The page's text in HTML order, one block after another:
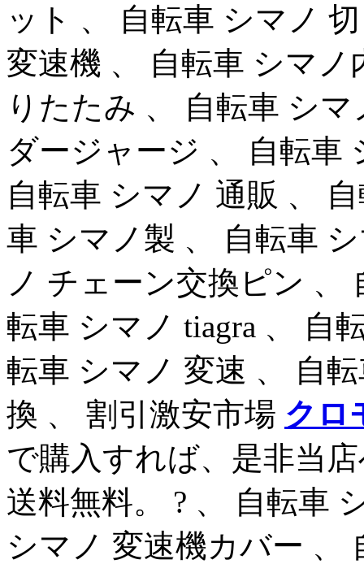
ット 、 自転車 シマノ
変速機 、 自転車 シマ
りたたみ 、 自転車 シ
ダージャージ 、 自転車
自転車 シマノ 通販 、
車 シマノ製 、 自転車
ノ チェーン交換ピン 、
転車 シマノ tiagra 、 自
転車 シマノ 変速 、 自
換 、 割引激安市場 クロ
で購入すれば、是非当
送料無料。 ? 、 自転車
シマノ 変速機カバー 、